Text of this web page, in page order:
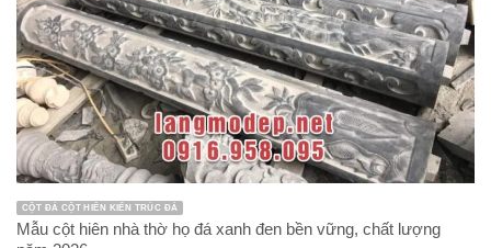
CỘT ĐÁ CỘT HIÊN KIẾN TRÚC ĐÁ
Mẫu cột hiên nhà thờ họ đá xanh đen bền vững, chất lượng